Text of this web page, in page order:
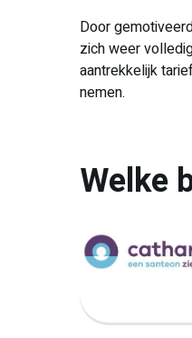
Door
zich weer
aantrekkelijk
nemen.
Welke